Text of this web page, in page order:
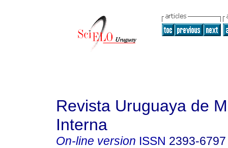
Revista Uruguaya de
Interna
On-line version ISSN 2393-6797